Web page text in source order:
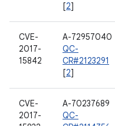
[2]
CVE-
2017-
15842
A-72957040
QC-
CR#2123291
[2]
CVE-
2017-
A-70237689
QC-